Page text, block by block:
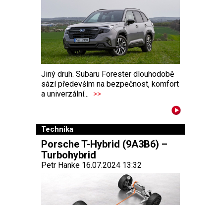
Jiný druh. Subaru Forester dlouhodobě
sází především na bezpečnost, komfort
a univerzální... >>
Technika
Porsche T-Hybrid (9A3B6) –
Turbohybrid
Petr Hanke 16.07.2024 13:32